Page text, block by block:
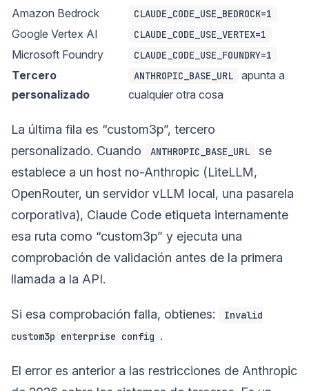
Amazon Bedrock CLAUDE_CODE_USE_BEDROCK=1
Google Vertex AI CLAUDE_CODE_USE_VERTEX=1
Microsoft Foundry CLAUDE_CODE_USE_FOUNDRY=1
Tercero
personalizado
ANTHROPIC_BASE_URL
apunta a
cualquier otra cosa
La última fila es “custom3p”, tercero
personalizado. Cuando
ANTHROPIC_BASE_URL
se
establece a un host no-Anthropic (LiteLLM,
OpenRouter, un servidor vLLM local, una pasarela
corporativa), Claude Code etiqueta internamente
esa ruta como “custom3p” y ejecuta una
comprobación de validación antes de la primera
llamada a la API.
Si esa comprobación falla, obtienes:
Invalid
custom3p enterprise config .
El error es anterior a las restricciones de Anthropic